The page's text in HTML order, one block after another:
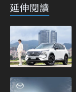
延伸閱讀